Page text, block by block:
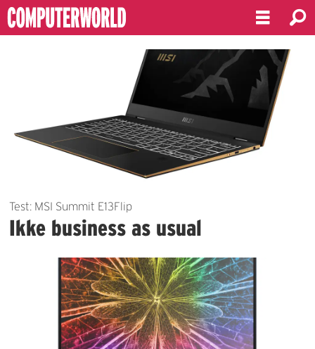
bærbartest
Test: MSI Summit E13Flip
Ikke business as usual